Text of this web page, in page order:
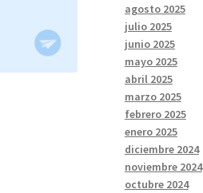
agosto 2025
julio 2025
junio 2025
mayo 2025
abril 2025
marzo 2025
febrero 2025
enero 2025
diciembre 2024
noviembre 2024
octubre 2024